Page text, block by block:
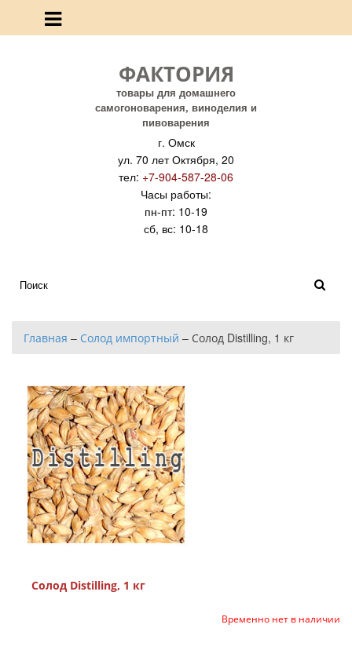
ФАКТОРИЯ
товары для домашнего
самогоноварения, виноделия и
пивоварения
г. Омск
ул. 70 лет Октября, 20
тел: +7-904-587-28-06
Часы работы:
пн-пт: 10-19
сб, вс: 10-18
Главная – Солод импортный – Солод Distilling, 1 кг
Солод Distilling, 1 кг
Временно нет в наличии